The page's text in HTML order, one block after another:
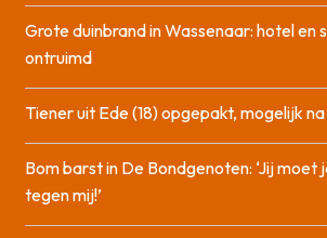
Grote duinbrand in Wassenaar: hotel en
ontruimd
Tiener uit Ede (18) opgepakt, mogelijk
Bom barst in De Bondgenoten: ‘Jij moet
tegen mij!’